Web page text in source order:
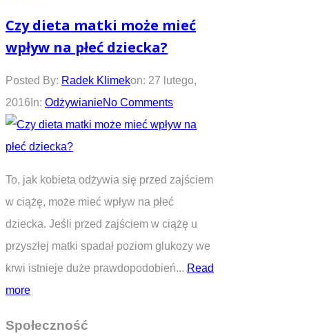
Czy dieta matki może mieć
wpływ na płeć dziecka?
Posted By: Radek Klimekon: 27 lutego,
2016 In: OdżywianieNo Comments
To, jak kobieta odżywia się przed zajściem
w ciążę, może mieć wpływ na płeć
dziecka. Jeśli przed zajściem w ciążę u
przyszłej matki spadał poziom glukozy we
krwi istnieje duże prawdopodobień... Read
more
Społeczność